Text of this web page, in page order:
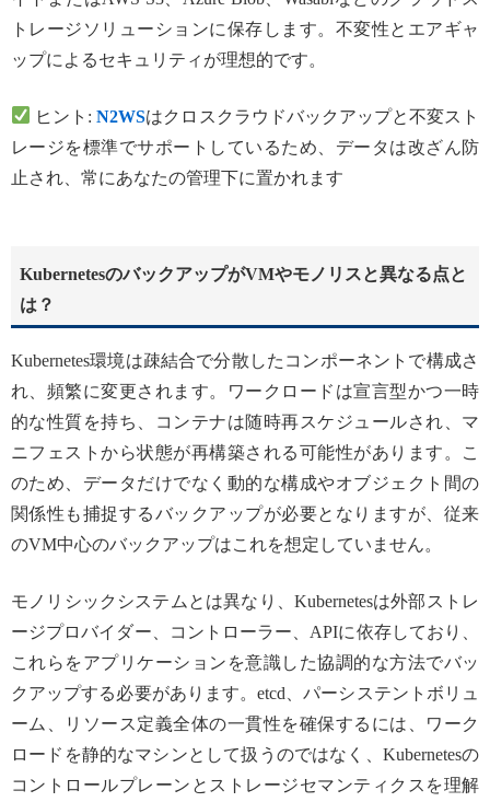
トレージソリューションに保存します。不変性とエアギャ
ップによるセキュリティが理想的です。
ヒント:N2WSはクロスクラウドバックアップと不変スト
レージを標準でサポートしているため、データは改ざん防
止され、常にあなたの管理下に置かれます
KubernetesのバックアップがVMやモノリスと異なる点と
は？
Kubernetes環境は疎結合で分散したコンポーネントで構成さ
れ、頻繁に変更されます。ワークロードは宣言型かつ一時
的な性質を持ち、コンテナは随時再スケジュールされ、マ
ニフェストから状態が再構築される可能性があります。こ
のため、データだけでなく動的な構成やオブジェクト間の
関係性も捕捉するバックアップが必要となりますが、従来
のVM中心のバックアップはこれを想定していません。
モノリシックシステムとは異なり、Kubernetesは外部ストレ
ージプロバイダー、コントローラー、APIに依存しており、
これらをアプリケーションを意識した協調的な方法でバッ
クアップする必要があります。etcd、パーシステントボリュ
ーム、リソース定義全体の一貫性を確保するには、ワーク
ロードを静的なマシンとして扱うのではなく、Kubernetesの
コントロールプレーンとストレージセマンティクスを理解